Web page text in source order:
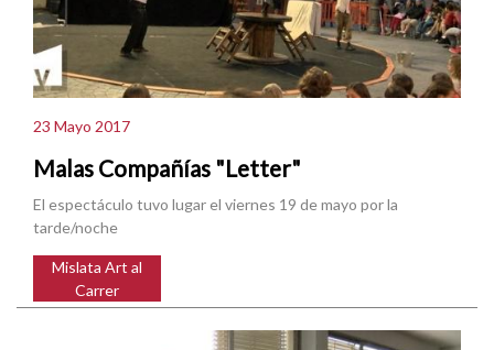
23 Mayo 2017
Malas Compañías "Letter"
El espectáculo tuvo lugar el viernes 19 de mayo por la
tarde/noche
Mislata Art al
Carrer